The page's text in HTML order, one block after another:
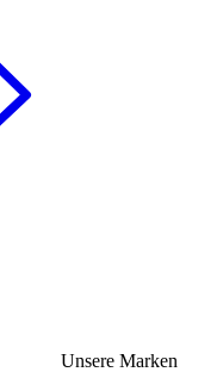
Unsere Marken